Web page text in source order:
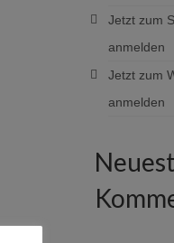
Jetzt zum
anmelden
Jetzt zum
anmelden